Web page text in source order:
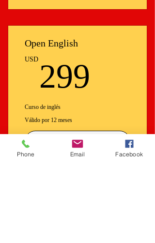
Open English
USD 299
Curso de inglés
Válido por 12 meses
Comprar ahora
Phone Email Facebook